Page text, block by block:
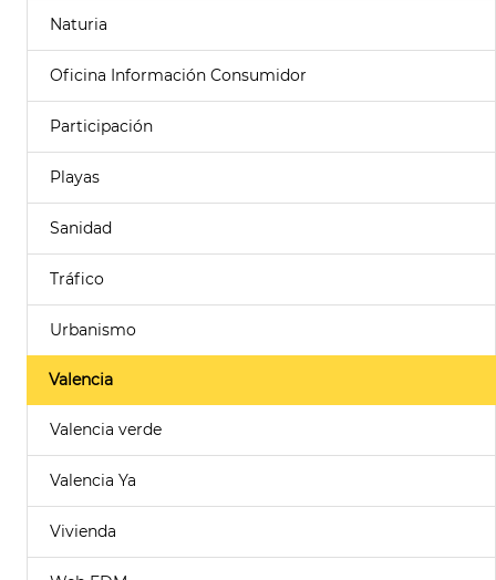
Naturia
Oficina Información Consumidor
Participación
Playas
Sanidad
Tráfico
Urbanismo
Valencia
Valencia verde
Valencia Ya
Vivienda